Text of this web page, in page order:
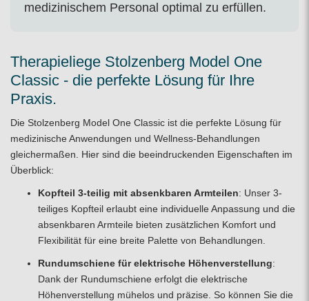
medizinischem Personal optimal zu erfüllen.
Therapieliege Stolzenberg ­Model One
Classic - die perfekte Lösung für Ihre
Praxis.
Die Stolzenberg Model One Classic ist die perfekte Lösung für
medizinische Anwendungen und Wellness-Behandlungen
gleichermaßen. Hier sind die beeindruckenden Eigenschaften im
Überblick:
Kopfteil 3-teilig mit absenkbaren Armteilen: Unser 3-
teiliges Kopfteil erlaubt eine individuelle Anpassung und die
absenkbaren Armteile bieten zusätzlichen Komfort und
Flexibilität für eine breite Palette von Behandlungen.
Rundumschiene für elektrische Höhenverstellung:
Dank der Rundumschiene erfolgt die elektrische
Höhenverstellung mühelos und präzise. So können Sie die